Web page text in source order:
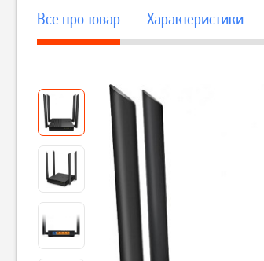
Все про товар Характеристики